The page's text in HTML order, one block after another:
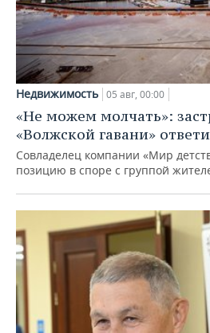
Недвижимость 05 авг, 00:00
«Не можем молчать»:
«Волжской гавани»
Совладелец компании «Мир
позицию в споре с группой